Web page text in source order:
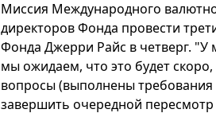
Миссия Международного
директоров Фонда провести
Фонда Джерри Райс в четверг. "У
мы ожидаем, что это будет
вопросы (выполнены
завершить очередной